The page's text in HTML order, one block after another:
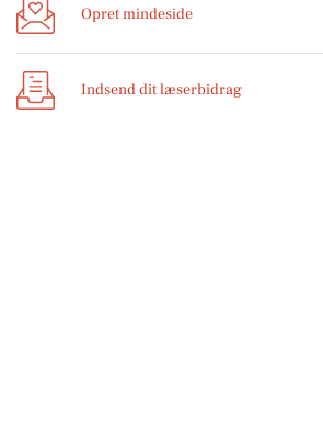
Opret mindeside
Indsend dit læserbidrag